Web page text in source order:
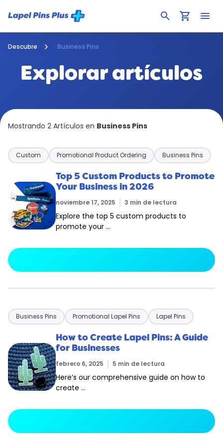
search shopping_cart menu
Descubre Business Pins
Explorar artículos
Mostrando 2 Artículos en Business Pins
Custom Promotional Product Ordering Business Pins
Top 5 Custom Products to Promote
Your Business in 2026
noviembre 17, 2025 3 min de lectura
Explore the top 5 custom products to
promote your …
Business Pins Promotional Lapel Pins Lapel Pins
How to Create Lapel Pins: A Guide
for Businesses
febrero 6, 2025 5 min de lectura
Here’s our comprehensive guide on how to
create …